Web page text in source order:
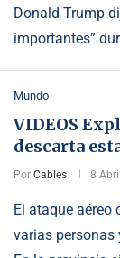
Donald Trump
importantes”
Mundo
VIDEOS
descarta
Por Cables 8
El ataque aéreo
varias personas